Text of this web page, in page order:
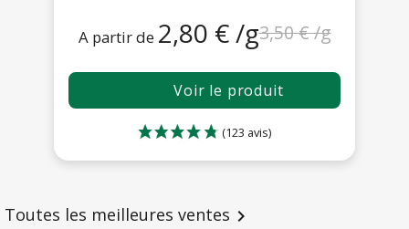
3,50 € /g
A partir de 2,80 € /g
Voir le produit
Toutes les meilleures ventes 